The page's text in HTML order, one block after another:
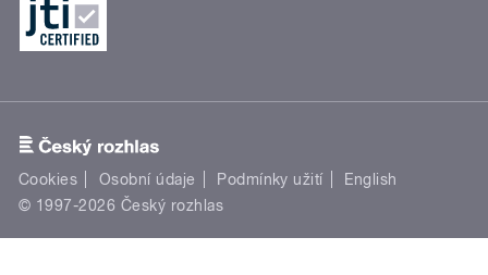
Cookies Osobní údaje Podmínky užití
English
© 1997-2026 Český rozhlas